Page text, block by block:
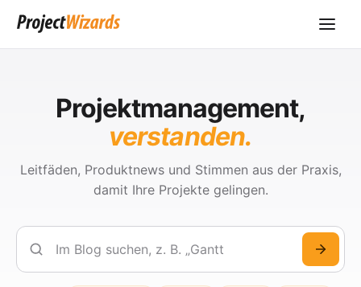
Projektmanagement,
verstanden.
Leitfäden, Produktnews und Stimmen aus der Praxis,
damit Ihre Projekte gelingen.
Suchen